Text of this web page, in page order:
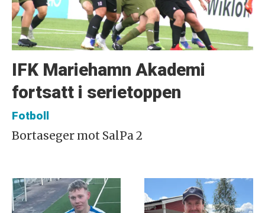
IFK Mariehamn Akademi
fortsatt i serietoppen
Fotboll
Bortaseger mot SalPa 2